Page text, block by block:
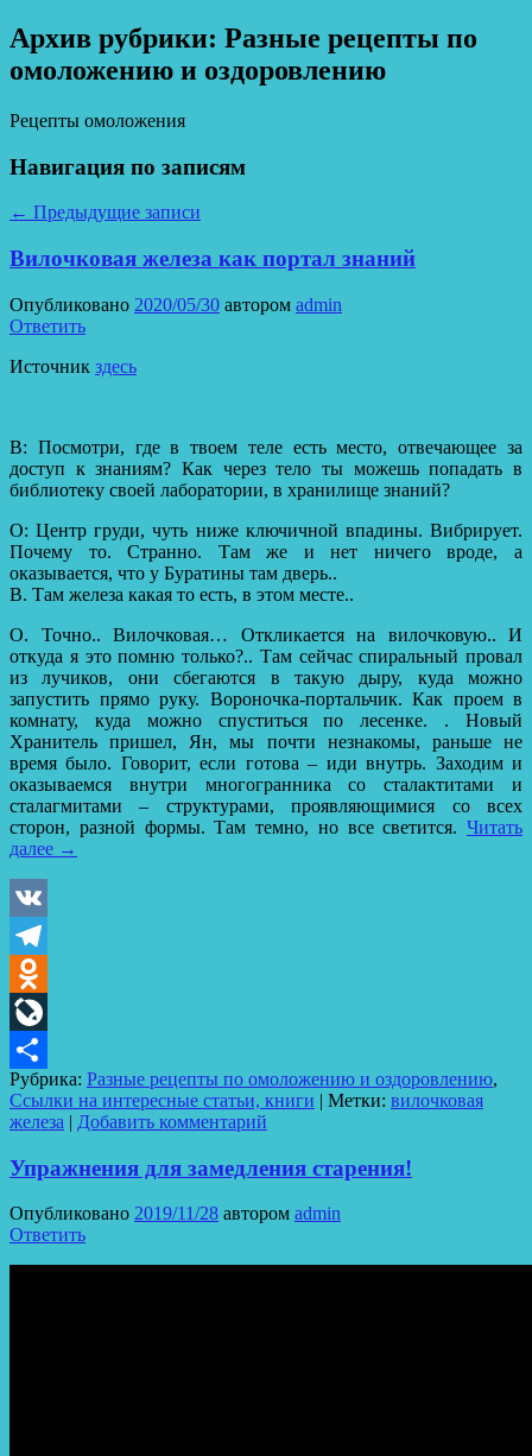
Архив рубрики: Разные рецепты по
омоложению и оздоровлению
Рецепты омоложения
Навигация по записям
← Предыдущие записи
Вилочковая железа как портал знаний
Опубликовано 2020/05/30 автором admin
Ответить
Источник здесь
В: Посмотри, где в твоем теле есть место, отвечающее за
доступ к знаниям? Как через тело ты можешь попадать в
библиотеку своей лаборатории, в хранилище знаний?
О: Центр груди, чуть ниже ключичной впадины. Вибрирует.
Почему то. Странно. Там же и нет ничего вроде, а
оказывается, что у Буратины там дверь..
В. Там железа какая то есть, в этом месте..
О. Точно.. Вилочковая… Откликается на вилочковую.. И
откуда я это помню только?.. Там сейчас спиральный провал
из лучиков, они сбегаются в такую дыру, куда можно
запустить прямо руку. Вороночка-портальчик. Как проем в
комнату, куда можно спуститься по лесенке. . Новый
Хранитель пришел, Ян, мы почти незнакомы, раньше не
время было. Говорит, если готова – иди внутрь. Заходим и
оказываемся внутри многогранника со сталактитами и
сталагмитами – структурами, проявляющимися со всех
сторон, разной формы. Там темно, но все светится. Читать
далее →
VK
Telegram
Odnoklassniki
LiveJournal
Отправить
Рубрика: Разные рецепты по омоложению и оздоровлению,
Ссылки на интересные статьи, книги | Метки: вилочковая
железа | Добавить комментарий
Упражнения для замедления старения!
Опубликовано 2019/11/28 автором admin
Ответить